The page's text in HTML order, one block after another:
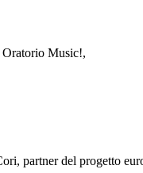
Oratorio Music!,
partner del progetto